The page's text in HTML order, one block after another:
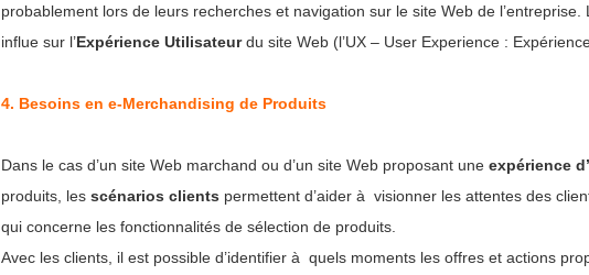
probablement lors de leurs recherches et navigation sur le site Web de l’entreprise.
influe sur l’Expérience Utilisateurdu site Web (l’UX – User Experience :
4. Besoins en e-Merchandising de Produits
Dans le cas d’un site Web marchand ou d’un site Web proposant une expérience
produits, les scénarios clients permettent d’aider à visionner les attentes des
qui concerne les fonctionnalités de sélection de produits.
Avec les clients, il est possible d’identifier à quels moments les offres et actions